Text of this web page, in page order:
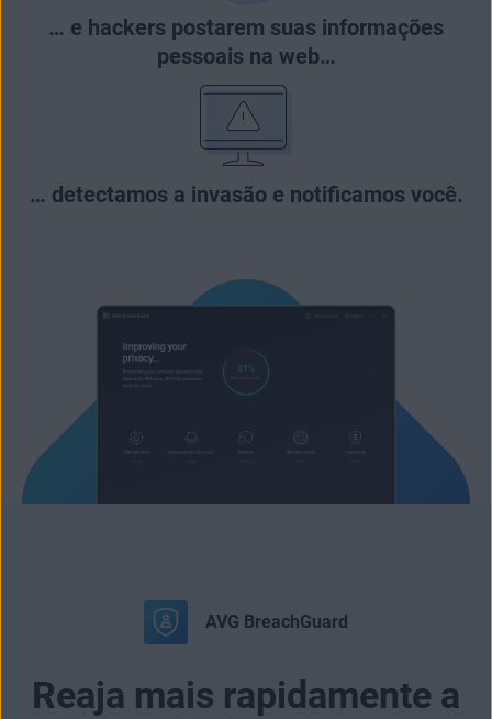
… e hackers postarem suas informações
pessoais na web…
… detectamos a invasão e notificamos você.
AVG BreachGuard
Reaja mais rapidamente a